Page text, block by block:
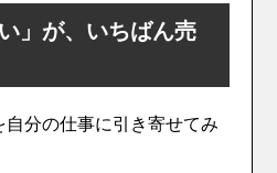
」が、いちばん売
分の仕事に引き寄せてみ